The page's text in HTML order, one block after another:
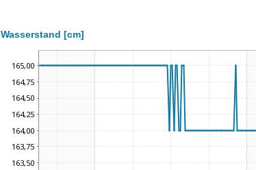
Wasserstand [cm]